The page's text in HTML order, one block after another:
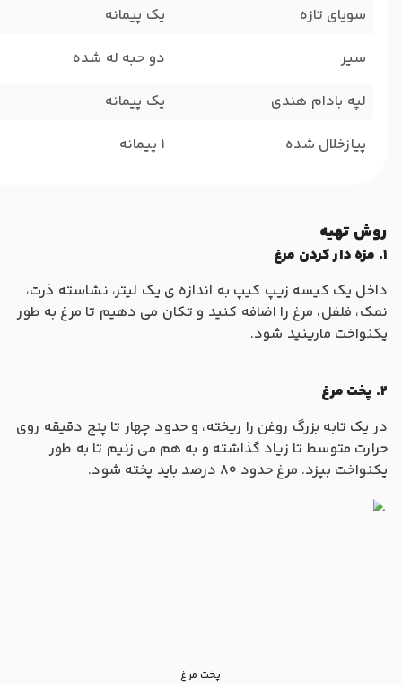
سویای تازه
یک پیمانه
سیر
دو حبه له شده
لپه بادام هندی
یک پیمانه
پیازخلال شده
1 پیمانه
روش تهیه
1. مزه دار کردن مرغ
داخل یک کیسه زیپ کیپ به اندازه ی یک لیتر، نشاسته ذرت،
نمک، فلفل، مرغ را اضافه کنید و تکان می دهیم تا مرغ به طور
یکنواخت مارینید شود.
2. پخت مرغ
در یک تابه بزرگ روغن را ریخته، و حدود چهار تا پنج دقیقه روی
حرارت متوسط تا زیاد گذاشته و به هم می زنیم تا به طور
یکنواخت بپزد. مرغ حدود 80 درصد باید پخته شود.
پخت مرغ